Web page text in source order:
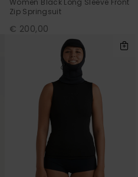
Women Black Long Sleeve Front
Zip Springsuit
€ 200,00